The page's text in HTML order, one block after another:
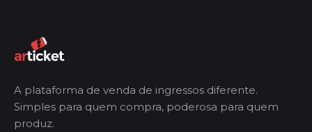
A plataforma de venda de ingressos diferente.
Simples para quem compra, poderosa para quem
produz.